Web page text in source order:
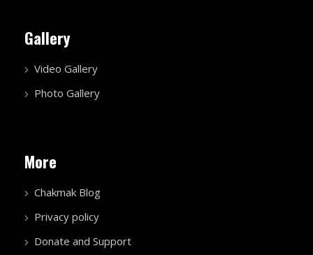
Gallery
Video Gallery
Photo Gallery
More
Chakmak Blog
Privacy policy
Donate and Support